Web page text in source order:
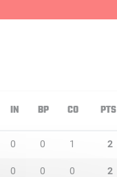
IN BP CO PTS
0 0 1 2
0 0 0 2